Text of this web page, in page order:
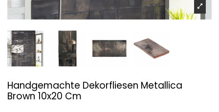
Handgemachte Dekorfliesen Metallica
Brown 10x20 Cm